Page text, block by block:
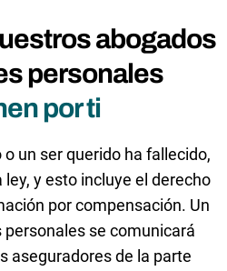
abogados
personales
por ti
un ser querido ha fallecido,
y esto incluye el derecho
por compensación. Un
se comunicará
aseguradores de la parte